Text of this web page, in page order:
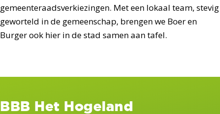
gemeenteraadsverkiezingen. Met een lokaal team, stevig
geworteld in de gemeenschap, brengen we Boer en
Burger ook hier in de stad samen aan tafel.
BBB Het Hogeland